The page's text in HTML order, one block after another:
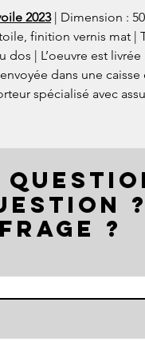
2023| Dimension :
finition vernis mat |
dos | L’oeuvre est
dans une
spécialisé avec
?
?